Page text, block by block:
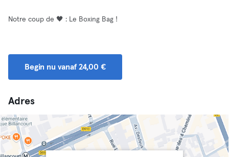
Notre coup de 🖤 : Le Boxing Bag !
Begin nu vanaf 24,00 €
Adres